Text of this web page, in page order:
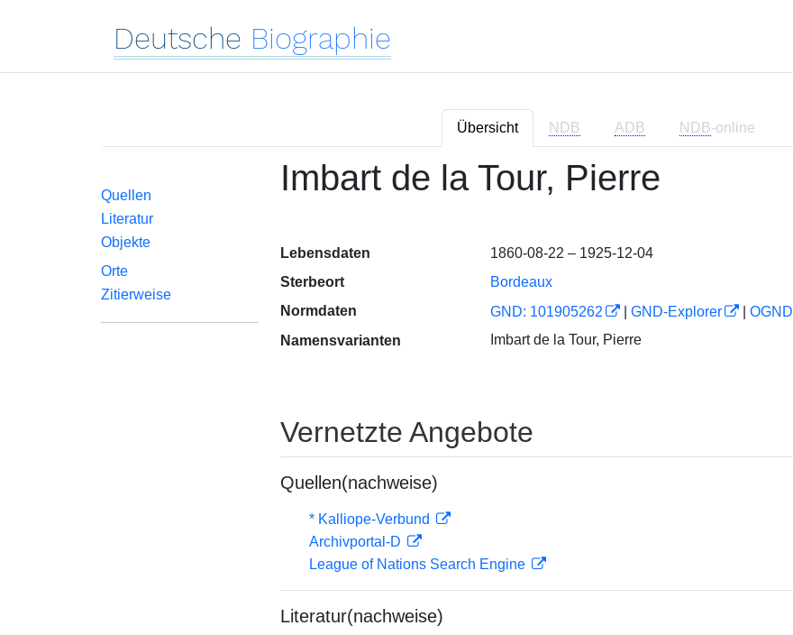
Deutsche Biographie
Übersicht NDB ADB NDB-online
Quellen
Literatur
Objekte
Orte
Zitierweise
Imbart de la Tour, Pierre
Lebensdaten
1860-08-22 – 1925-12-04
Sterbeort
Bordeaux
Normdaten
GND: 101905262 GND-Explorer OGND
Namensvarianten
Imbart de la Tour, Pierre
Vernetzte Angebote
Quellen(nachweise)
* Kalliope-Verbund
Archivportal-D
League of Nations Search Engine
Literatur(nachweise)